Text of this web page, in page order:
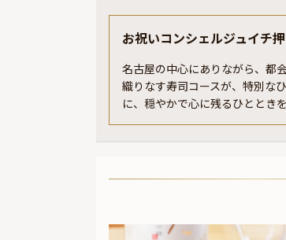
お祝いコンシェルジュイチ
名古屋の中心にありながら、都
織りなす寿司コースが、特別な
に、穏やかで心に残るひととき